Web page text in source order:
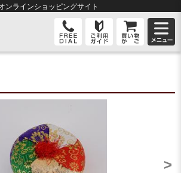
ンラインショッピングサイト
>